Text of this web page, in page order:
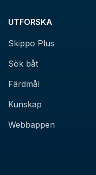
UTFORSKA
Skippo Plus
Sök båt
Färdmål
Kunskap
Webbappen